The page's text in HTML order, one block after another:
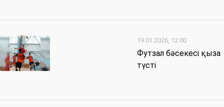
19.01.2026, 12:00
Футзал бәсекесі қыза
түсті